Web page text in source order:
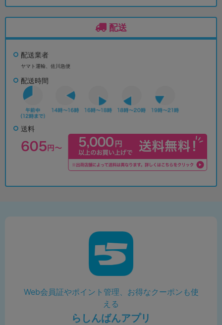
配送
配送業者
ヤマト運輸、佐川急便
配送時間
送料
Web会員証やポイント管理、お得なクーポンも使
える
らしんばんアプリ